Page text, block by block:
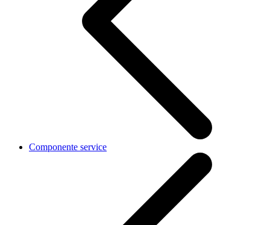
Componente service